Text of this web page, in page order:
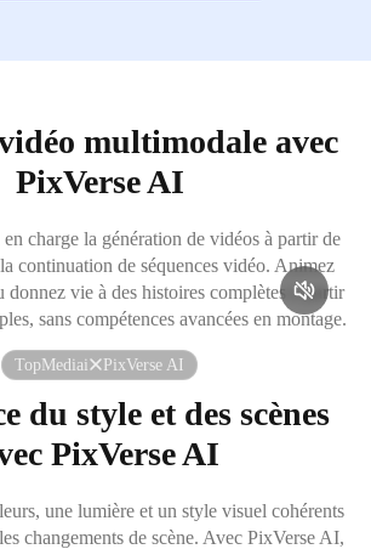
TopMediai PixVerse AI
multimodale avec
PixVerse AI
charge la génération de vidéos à partir de
continuation de séquences vidéo. Animez
donnez vie à des histoires complètes à partir
sans compétences avancées en montage.
du style et des scènes
PixVerse AI
une lumière et un style visuel cohérents
changements de scène. Avec PixVerse AI,